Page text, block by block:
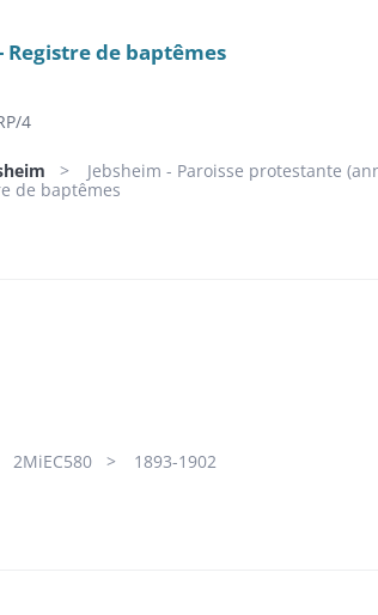
Registre de baptêmes
4
Jebsheim - Paroisse protestante
de baptêmes
2MiEC580 1893-1902